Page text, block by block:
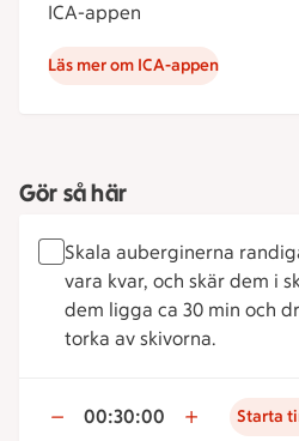
ICA-appen
Läs mer om ICA-appen
Gör så här
Skala auberginerna
vara kvar, och skär dem i
dem ligga ca 30 min och
torka av skivorna.
00:30:00 Starta